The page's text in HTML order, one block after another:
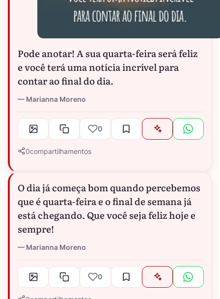
Pode anotar! A sua quarta-feira será feliz
e você terá uma notícia incrível para
contar ao final do dia.
Marianna Moreno
0
0compartilhamentos
O dia já começa bom quando percebemos
que é quarta-feira e o final de semana já
está chegando. Que você seja feliz hoje e
sempre!
Marianna Moreno
0